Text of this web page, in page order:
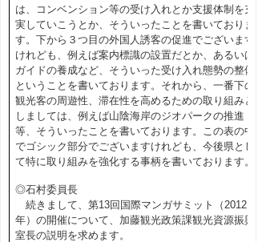
は、コンベンション等の受け入れとか支援体制を充
実していこうとか、そういったことを書いておりま
す。下から３つ目の外国人誘客の促進でございます
けれども、例えば案内標識の設置だとか、あるいは
ガイドの養成など、そういった受け入れ態勢の整備
ということを書いております。それから、一番下の
観光客の周遊性、滞在性を高めるための取り組みと
しましては、例えば山陰海岸のジオパークの推進
等、そういったことを書いております。この表の中
でゴシック部分でございますけれども、今後県とし
て特に取り組みを強化する事柄を書いております。
◎石村委員長
続きまして、第13回国際マンガサミット（2012
年）の開催について、加藤観光政策課観光資源振興
室長の説明を求めます。